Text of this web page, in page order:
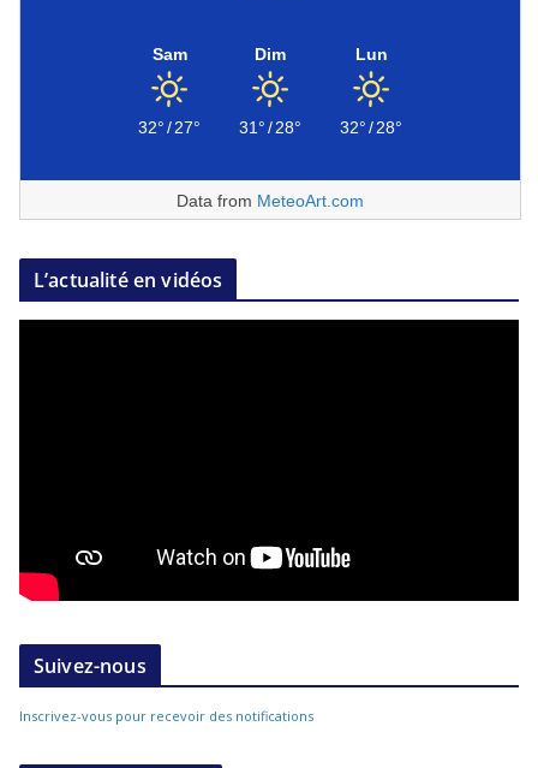
Sam
32°/27°
Dim
31°/28°
Lun
32°/28°
Data from MeteoArt.com
L’actualité en vidéos
Suivez-nous
Inscrivez-vous pour recevoir des notifications